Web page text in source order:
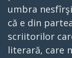
umbra
că e din
scriitorilor
literară, care